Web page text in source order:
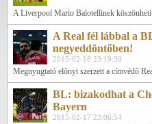
A Liverpool Mario Balotellinek
A Real fél lábbal a
negyeddöntőben!
2015-02-18 23:19:30
Megnyugtató előnyt szerzett a címvédő
BL: bizakodhat a
Bayern
2015-02-17 23:06:54